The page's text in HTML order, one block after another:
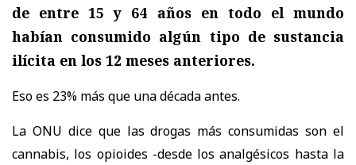
de entre 15 y 64 años en todo el mundo
habían consumido algún tipo de sustancia
ilícita en los 12 meses anteriores.
Esoes 23% más que una década antes.
La ONU dice que las drogas más consumidas son el
cannabis, los opioides -desde los analgésicos hasta la